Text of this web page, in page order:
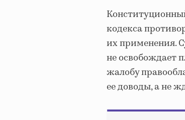
кодекса
их применения.
не освобождает
жалобу
ее доводы, а не